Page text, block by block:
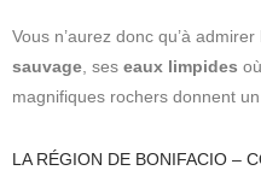
Vous n’aurez donc qu’à
sauvage , ses eaux limpides
magnifiques rochers donnent
LA RÉGION DE BONIFACIO –